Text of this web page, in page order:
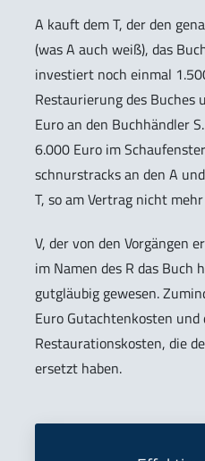
A kauft dem T, der den
(was A auch weiß), das
investiert noch einmal
Restaurierung des
Euro an den Buchhändler
6.000 Euro im
schnurstracks an den A
T, so am Vertrag nicht
V, der von den Vorgängen
im Namen des R das Buch
gutgläubig gewesen.
Euro Gutachtenkosten und
Restaurationskosten, die
ersetzt haben.